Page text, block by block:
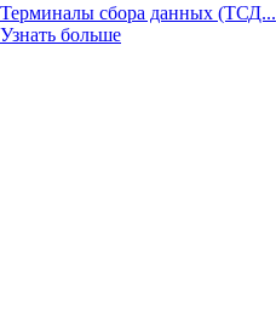
Терминалы сбора данных (ТСД...
Узнать больше